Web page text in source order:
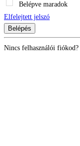
Belépve maradok
Elfelejtett jelszó
Belépés
Nincs felhasználói fiókod?